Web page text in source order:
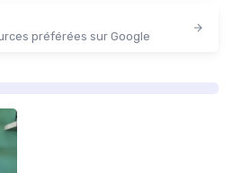
préférées sur Google